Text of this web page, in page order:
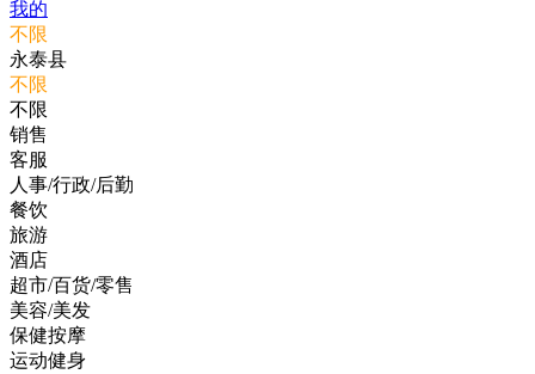
我的
不限
永泰县
不限
不限
销售
客服
人事/行政/后勤
餐饮
旅游
酒店
超市/百货/零售
美容/美发
保健按摩
运动健身